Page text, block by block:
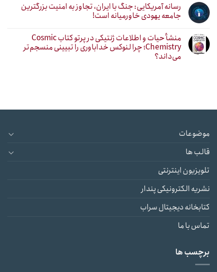
رسانه آمریکایی: جنگ با ایران، تجاوز به امنیت بزرگترین
جامعه یهودی خاورمیانه است!
منشأ حیات و اطلاعات ژنتیکی در پرتو کتاب Cosmic
Chemistry؛ چرا لنوکس خداباوری را تبیینی منسجم‌تر
می‌داند؟
موضوعات
قالب ها
تلویزیون اینترنتی
نشریه الکترونیکی پندار
کتابخانه دیجیتال سراب
تماس با ما
برچسب ها